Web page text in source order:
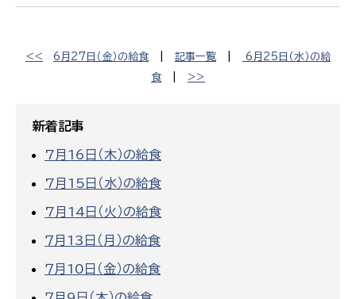
<< 6月27日（金）の給食 記事一覧
6月25日（水）の給
食
>>
新着記事
7月16日（木）の給食
7月15日（水）の給食
7月14日（火）の給食
７月13日（月）の給食
７月10日（金）の給食